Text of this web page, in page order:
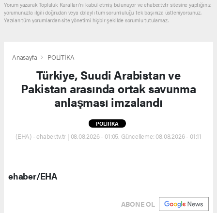
Yorum yazarak Topluluk Kuralları’nı kabul etmiş bulunuyor ve ehaber.tv.tr sitesine yaptığınız
yorumunuzla ilgili doğrudan veya dolaylı tüm sorumluluğu tek başınıza üstleniyorsunuz.
Yazılan tüm yorumlardan site yönetimi hiçbir şekilde sorumlu tutulamaz.
Anasayfa POLİTİKA
Türkiye, Suudi Arabistan ve
Pakistan arasında ortak savunma
anlaşması imzalandı
POLİTİKA
(EHA) - ehaber.tv.tr | 08.08.2026 - 01:05, Güncelleme: 08.08.2026 - 01:11
ehaber/EHA
ABONE OL